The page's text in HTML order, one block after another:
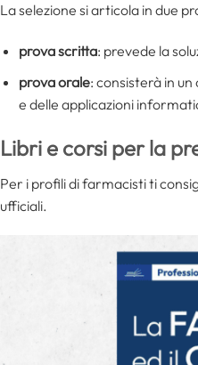
La selezione si articola in due
prova scritta: prevede la
prova orale: consisterà in
e delle applicazioni
Libri e corsi per la
Per i profili di farmacisti ti
ufficiali.